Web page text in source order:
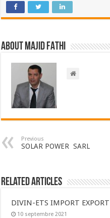
About Majid FATHI
Previous
SOLAR POWER SARL
Related Articles
DIVIN-ETS IMPORT EXPORT
10 septembre 2021